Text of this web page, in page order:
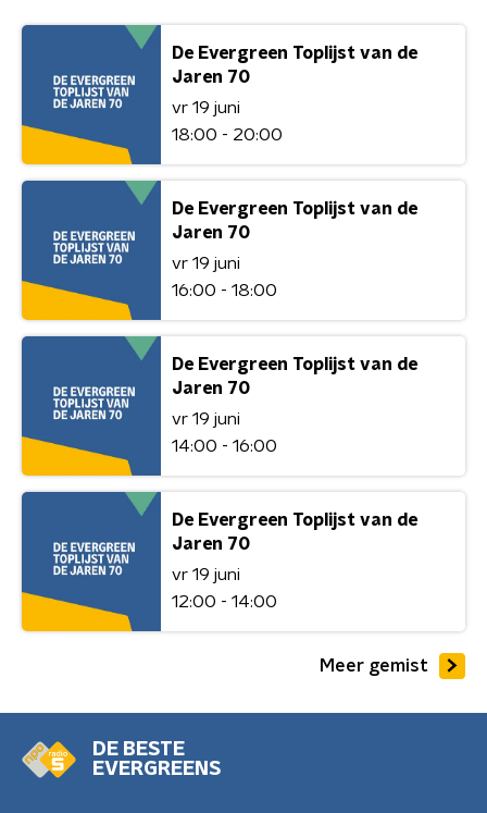
De Evergreen Toplijst van de
Jaren 70
vr 19 juni
18:00 - 20:00
De Evergreen Toplijst van de
Jaren 70
vr 19 juni
16:00 - 18:00
De Evergreen Toplijst van de
Jaren 70
vr 19 juni
14:00 - 16:00
De Evergreen Toplijst van de
Jaren 70
vr 19 juni
12:00 - 14:00
Meer gemist
DE BESTE
EVERGREENS